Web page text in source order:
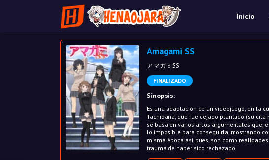
Inicio
Amagami SS
アマガミSS
FINALIZADO
Sinopsis:
Es una adaptación de un videojuego, en la
Tachibana, que fue dejado plantado (su cita
se basa en varios arcos argumentales que,
lo imposible para conseguirla, mostrando
misma época así pues, son como
trauma de haber sido rechazado.